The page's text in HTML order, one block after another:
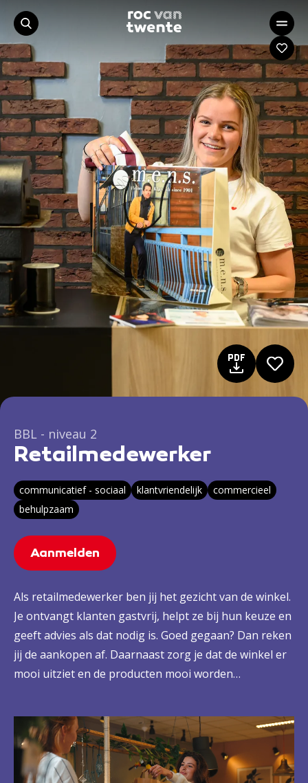
BBL - niveau 2
Retailmedewerker
communicatief - sociaal klantvriendelijk
commercieel
behulpzaam
Aanmelden
Als retailmedewerker ben jij het gezicht van de winkel.
Je ontvangt klanten gastvrij, helpt ze bij hun keuze en
geeft advies als dat nodig is. Goed gegaan? Dan reken
jij de aankopen af. Daarnaast zorg je dat de winkel er
mooi uitziet en de producten mooi worden
af. Net als het overleg met leveranciers en het
opslaan van producten. Zo draag jij bij aan een goede
omzet.